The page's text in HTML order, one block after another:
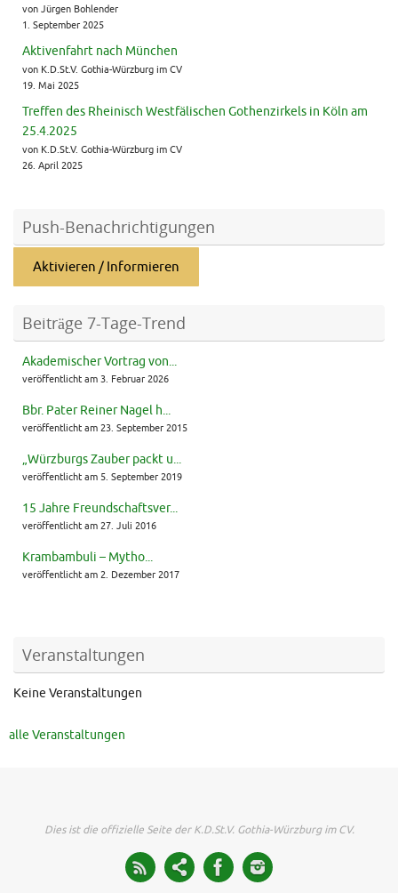
von Jürgen Bohlender
1. September 2025
Aktivenfahrt nach München
von K.D.St.V. Gothia-Würzburg im CV
19. Mai 2025
Treffen des Rheinisch Westfälischen Gothenzirkels in Köln am
25.4.2025
von K.D.St.V. Gothia-Würzburg im CV
26. April 2025
Push-Benachrichtigungen
Aktivieren / Informieren
Beiträge 7-Tage-Trend
Akademischer Vortrag von...
veröffentlicht am 3. Februar 2026
Bbr. Pater Reiner Nagel h...
veröffentlicht am 23. September 2015
„Würzburgs Zauber packt u...
veröffentlicht am 5. September 2019
15 Jahre Freundschaftsver...
veröffentlicht am 27. Juli 2016
Krambambuli – Mytho...
veröffentlicht am 2. Dezember 2017
Veranstaltungen
Keine Veranstaltungen
alle Veranstaltungen
Dies ist die offizielle Seite der K.D.St.V. Gothia-Würzburg im CV.